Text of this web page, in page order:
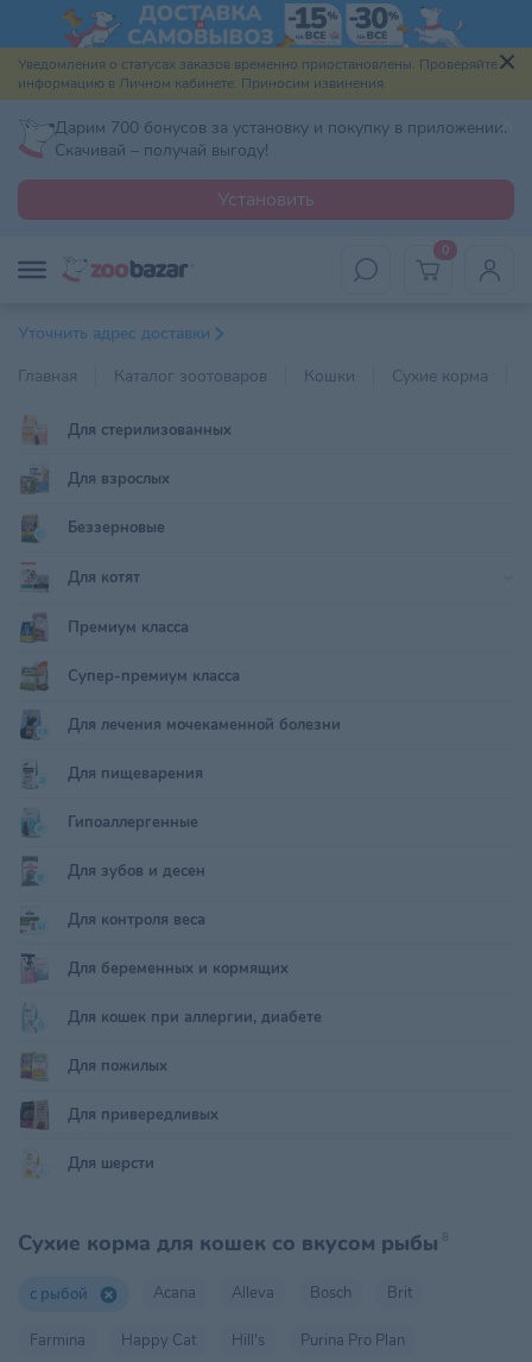
Уведомления о статусах заказов временно приостановлены. Проверяйте
информацию в Личном кабинете. Приносим извинения.
Дарим 700 бонусов за установку и покупку в приложении.
Скачивай – получай выгоду!
Установить
0
Уточнить адрес доставки
Главная
Каталог зоотоваров Кошки Сухие корма
Для стерилизованных
Для взрослых
Беззерновые
Для котят
Премиум класса
Супер-премиум класса
Для лечения мочекаменной болезни
Для пищеварения
Гипоаллергенные
Для зубов и десен
Для контроля веса
Для беременных и кормящих
Для кошек при аллергии, диабете
Для пожилых
Для привередливых
Для шерсти
Сухие корма для кошек со вкусом рыбы 8
с рыбой Acana Alleva Bosch Brit
Farmina Happy Cat Hill's Purina Pro Plan